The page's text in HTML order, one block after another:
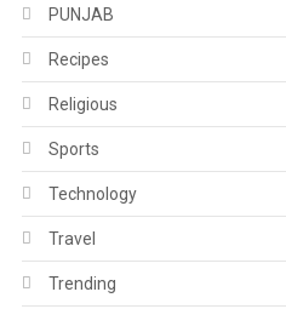
PUNJAB
Recipes
Religious
Sports
Technology
Travel
Trending